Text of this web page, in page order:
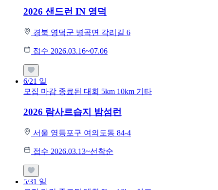
2026 샌드런 IN 영덕
경북 영덕군 병곡면 각리길 6
접수 2026.03.16~07.06
6/21 일
모집 마감 종료된 대회 5km 10km 기타
2026 람사르습지 밤섬런
서울 영등포구 여의도동 84-4
접수 2026.03.13~선착순
5/31 일